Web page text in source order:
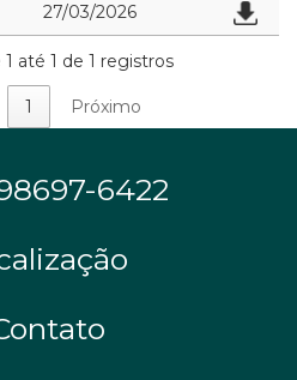
27/03/2026
até 1 de 1 registros
1 Próximo
6422